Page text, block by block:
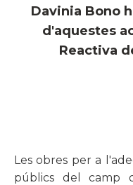
Davinia Bono
d'aquestes
Reactiva
Les obres per a
públics del camp